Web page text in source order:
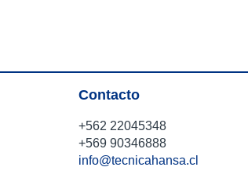
Contacto
+562 22045348
+569 90346888
info@tecnicahansa.cl